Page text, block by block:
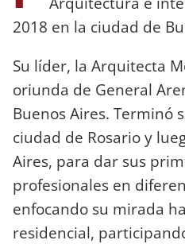
2018 en la ciudad de
Su líder, la Arquitecta
oriunda de General
Buenos Aires. Terminó
ciudad de Rosario y
Aires, para dar sus
profesionales en
enfocando su mirada
residencial,